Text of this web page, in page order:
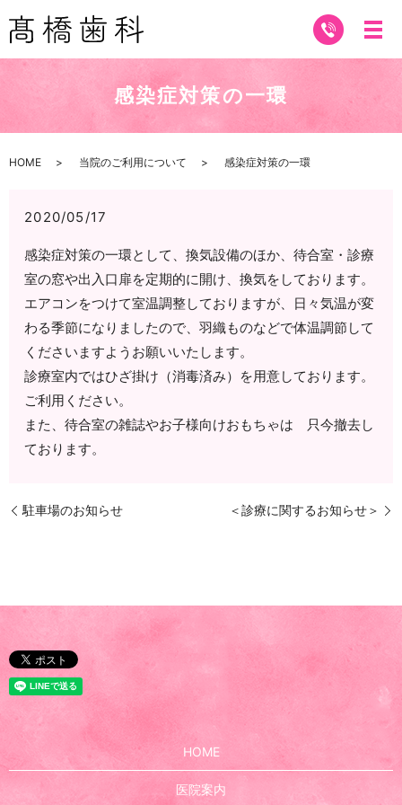
感染症対策の一環
HOME 当院のご利用について 感染症対策の一環
2020/05/17
感染症対策の一環として、換気設備のほか、待合室・診療
室の窓や出入口扉を定期的に開け、換気をしております。
エアコンをつけて室温調整しておりますが、日々気温が変
わる季節になりましたので、羽織ものなどで体温調節して
くださいますようお願いいたします。
診療室内ではひざ掛け（消毒済み）を用意しております。
ご利用ください。
また、待合室の雑誌やお子様向けおもちゃは 只今撤去し
ております。
駐車場のお知らせ ＜診療に関するお知らせ＞
HOME
医院案内